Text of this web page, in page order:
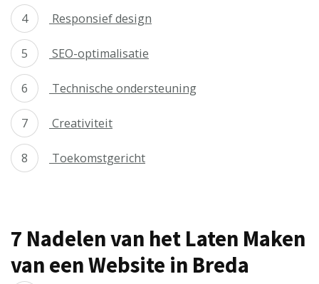
Responsief design
SEO-optimalisatie
Technische ondersteuning
Creativiteit
Toekomstgericht
7 Nadelen van het Laten Maken
van een Website in Breda